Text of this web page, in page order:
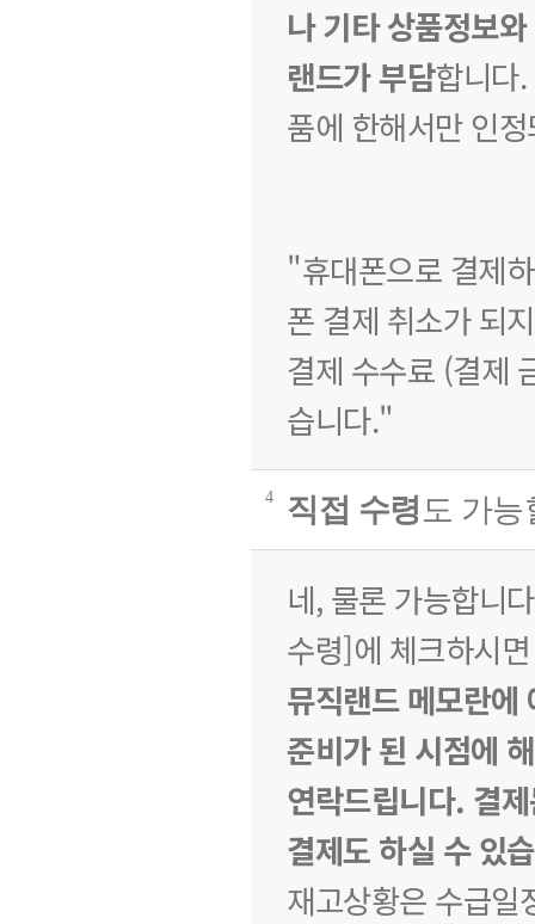
나 기타 상품정보
랜드가 부담합니다
품에 한해서만 인
"휴대폰으로 결제
폰 결제 취소가 되
결제 수수료 (결제
습니다."
4 직접 수령도 가능
네, 물론 가능합니
수령]에 체크하시
뮤직랜드 메모란에
준비가 된 시점에
연락드립니다. 결
결제도 하실 수 있
재고상황은 수급일